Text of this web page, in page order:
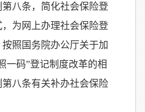
八条，简化社会保险登
为网上办理社会保险登
照国务院办公厅关于加
一码”登记制度改革的相
八条有关补办社会保险